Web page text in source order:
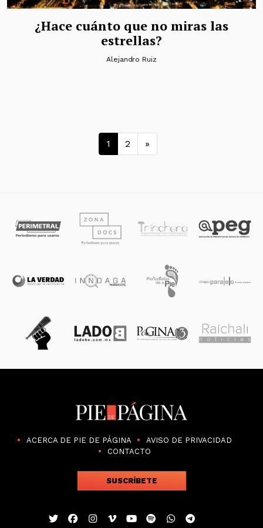
¿Hace cuánto que no miras las
estrellas?
Alejandro Ruiz
Navegación de
1 2 »
ACERCA DE PIE DE PÁGINA
AVISO DE PRIVACIDAD
CONTACTO
SUSCRÍBETE